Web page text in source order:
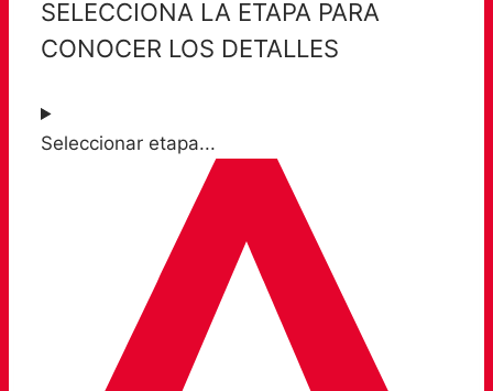
SELECCIONA LA ETAPA PARA
CONOCER LOS DETALLES
Seleccionar etapa...